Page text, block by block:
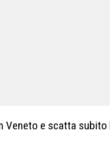
Veneto e scatta